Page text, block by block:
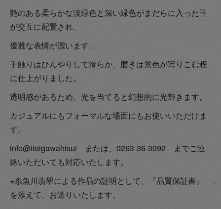
艶のある柔らかな淡緑色と深い緑色がまだらに入った玉
が交互に配置され、
優雅な表情が漂います。
手触りはひんやりして滑らか、磨きは景色が写りこむ程
に仕上がりました。
透明感があるため、光を当てると幻想的に光輝きます。
カジュアルにもフォーマルな場面にもお使いいただけま
す。
info@itoigawahisui または、0263-36-3092 までご連
絡いただいても対応いたします。
※糸魚川翡翠による作品の証明として、『品質保証書』
を添えて、お送りいたします。